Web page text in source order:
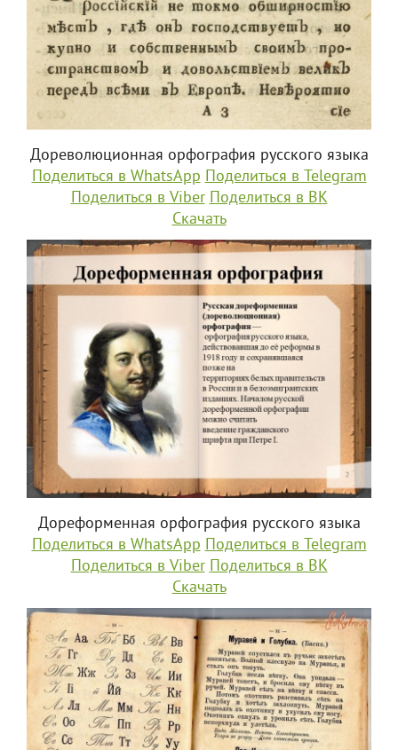
Дореволюционная орфография русского языка
Поделиться в WhatsApp Поделиться в Telegram
Поделиться в Viber Поделиться в ВК
Скачать
Дореформенная орфография русского языка
Поделиться в WhatsApp Поделиться в Telegram
Поделиться в Viber Поделиться в ВК
Скачать